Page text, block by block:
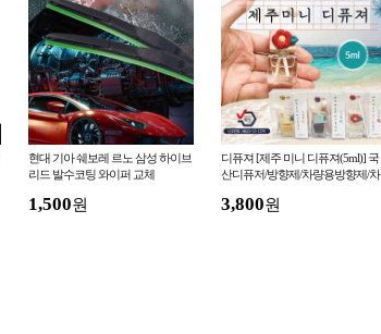
현대 기아 쉐보레 르노 삼성 하이브
리드 발수코팅 와이퍼 교체
1,500원
디퓨져 [제주 미니 디퓨져(5ml)] 국
산디퓨저/방향제/차량용방향제/차
3,800원